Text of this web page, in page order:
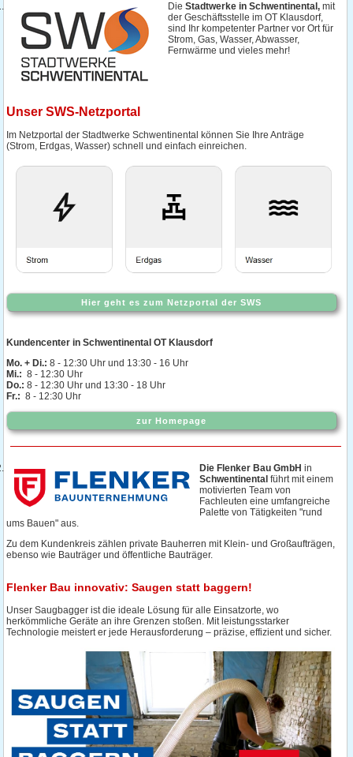
Die Stadtwerke in Schwentinental,mit
der Geschäftsstelle im OT Klausdorf,
sind Ihr kompetenter Partner vor Ort für
Strom, Gas, Wasser, Abwasser,
Fernwärme und vieles mehr!
Unser SWS-Netzportal
Im Netzportal der Stadtwerke Schwentinental können Sie Ihre Anträge
(Strom, Erdgas, Wasser) schnell und einfach einreichen.
Hier geht es zum Netzportal der SWS
Kundencenter in Schwentinental OT Klausdorf
Mo. + Di.: 8 - 12:30 Uhr und 13:30 - 16 Uhr
Mi.: 8 - 12:30 Uhr
Do.: 8 - 12:30 Uhr und 13:30 - 18 Uhr
Fr.: 8 - 12:30 Uhr
zur Homepage
Die Flenker Bau GmbH in
Schwentinental führt mit einem
motivierten Team von
Fachleuten eine umfangreiche
Palette von Tätigkeiten "rund
ums Bauen" aus.
Zu dem Kundenkreis zählen private Bauherren mit Klein- und Großaufträgen,
ebenso wie Bauträger und öffentliche Bauträger.
Flenker Bau innovativ: Saugen statt baggern!
Unser Saugbagger ist die ideale Lösung für alle Einsatzorte, wo
herkömmliche Geräte an ihre Grenzen stoßen. Mit leistungsstarker
Technologie meistert er jede Herausforderung – präzise, effizient und sicher.